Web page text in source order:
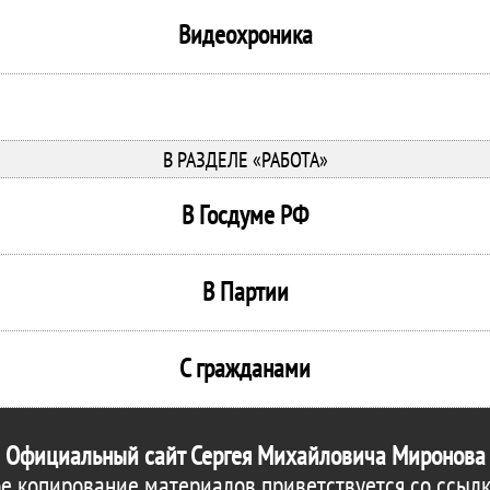
Видеохроника
В РАЗДЕЛЕ «РАБОТА»
В Госдуме РФ
В Партии
С гражданами
Официальный сайт Сергея Михайловича Миронова